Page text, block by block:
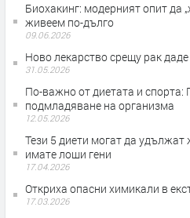
Биохакинг: модерният опит да
живеем по-дълго
09.06.2026
Ново лекарство срещу рак
31.05.2026
По-важно от диетата и спорта:
подмладяване на организма
12.05.2026
Тези 5 диети могат да
имате лоши гени
17.04.2026
Откриха опасни химикали в
17.03.2026